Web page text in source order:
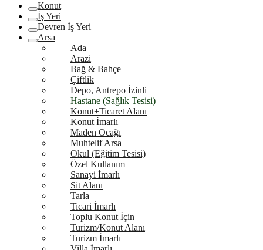
Konut
İş Yeri
Devren İş Yeri
Arsa
Ada
Arazi
Bağ & Bahçe
Çiftlik
Depo, Antrepo İzinli
Hastane (Sağlık Tesisi)
Konut+Ticaret Alanı
Konut İmarlı
Maden Ocağı
Muhtelif Arsa
Okul (Eğitim Tesisi)
Özel Kullanım
Sanayi İmarlı
Sit Alanı
Tarla
Ticari İmarlı
Toplu Konut İçin
Turizm/Konut Alanı
Turizm İmarlı